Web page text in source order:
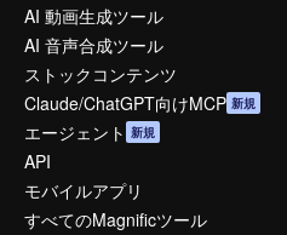
AI 動画生成ツール
AI 音声合成ツール
ストックコンテンツ
Claude/ChatGPT向けMCP 新規
エージェント 新規
API
モバイルアプリ
すべてのMagnificツール